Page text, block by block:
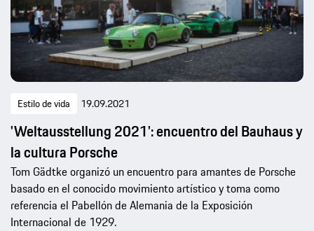
Estilo de vida 19.09.2021
'Weltausstellung 2021': encuentro del Bauhaus y
la cultura Porsche
Tom Gädtke organizó un encuentro para amantes de Porsche
basado en el conocido movimiento artístico y toma como
referencia el Pabellón de Alemania de la Exposición
Internacional de 1929.